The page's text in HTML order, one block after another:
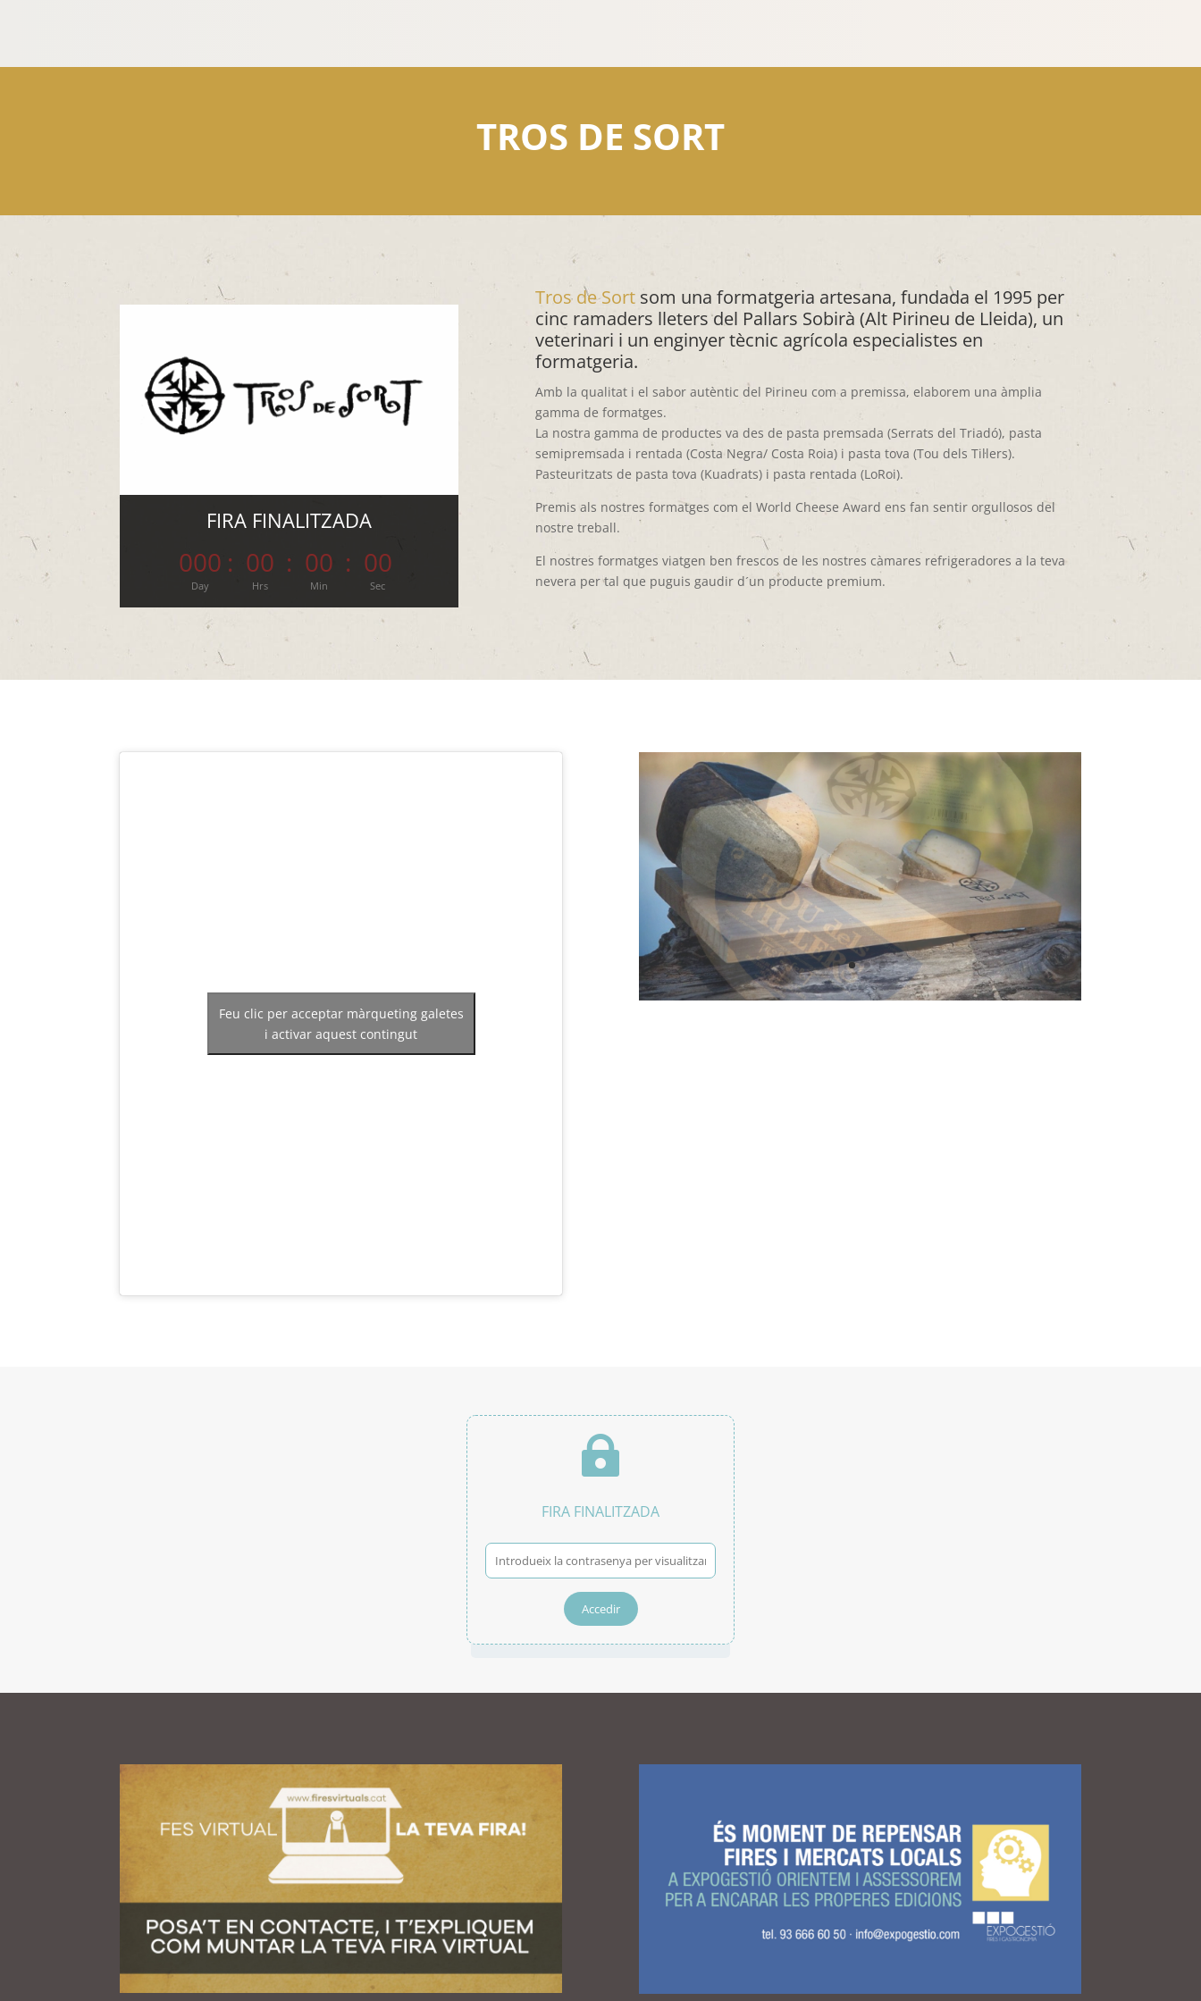
TROS DE SORT
FIRA FINALITZADA
000
Day
: 00
Hrs
: 00
Min
: 00
Sec
Tros de Sortsom una formatgeria artesana, fundada el 1995 per
cinc ramaders lleters del Pallars Sobirà (Alt Pirineu de Lleida), un
veterinari i un enginyer tècnic agrícola especialistes en
formatgeria.
Amb la qualitat i el sabor autèntic del Pirineu com a premissa, elaborem una àmplia
gamma de formatges.
La nostra gamma de productes va des de pasta premsada (Serrats del Triadó), pasta
semipremsada i rentada (Costa Negra/ Costa Roia) i pasta tova (Tou dels Til·lers).
Pasteuritzats de pasta tova (Kuadrats) i pasta rentada (LoRoi).
Premis als nostres formatges com el World Cheese Award ens fan sentir orgullosos del
nostre treball.
El nostres formatges viatgen ben frescos de les nostres càmares refrigeradores a la teva
nevera per tal que puguis gaudir d´un producte premium.
Feu clic per acceptar màrqueting galetes
i activar aquest contingut

FIRA FINALITZADA
Accedir